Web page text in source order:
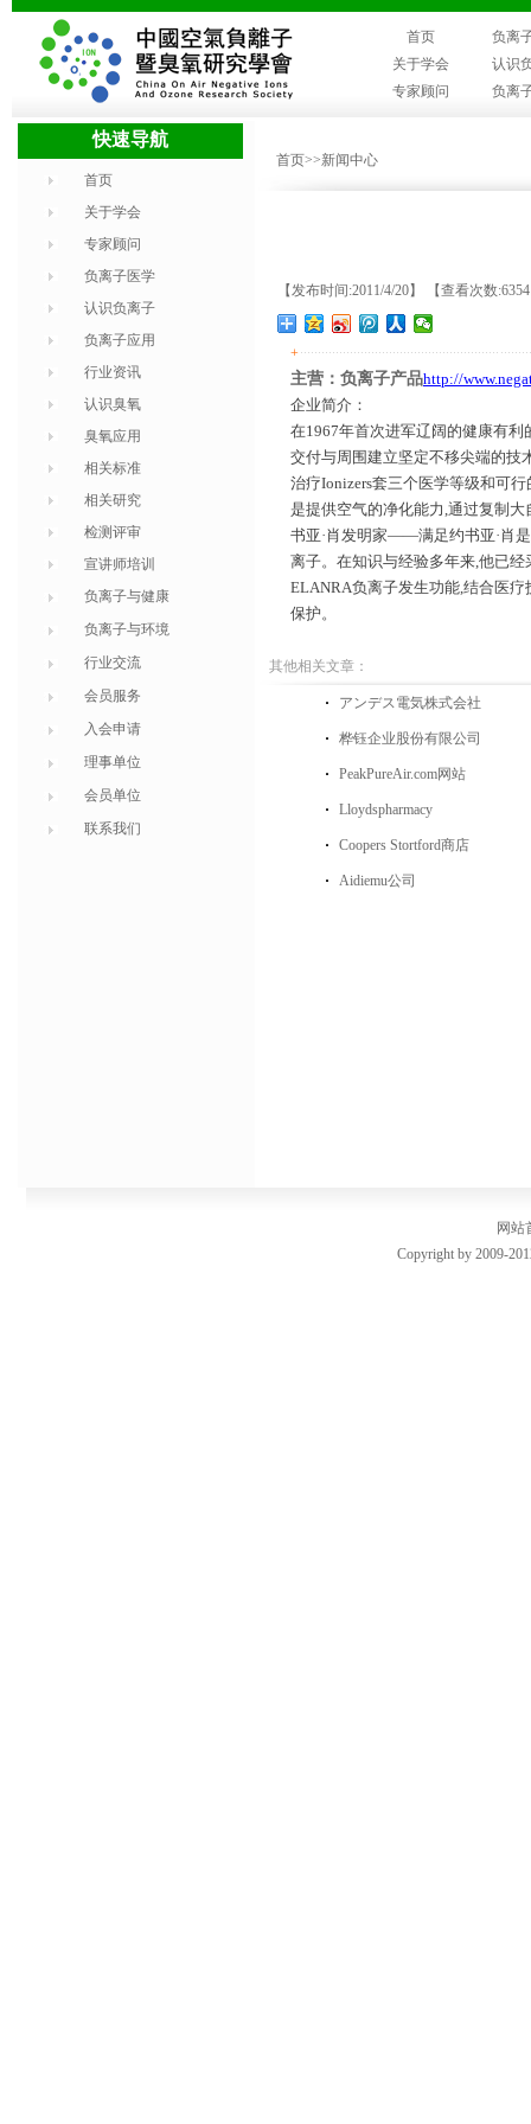
首页
负离
关于学会
认识
专家顾问
负离
快速导航
首页
关于学会
专家顾问
负离子医学
认识负离子
负离子应用
行业资讯
认识臭氧
臭氧应用
相关标准
相关研究
检测评审
宣讲师培训
负离子与健康
负离子与环境
行业交流
会员服务
入会申请
理事单位
会员单位
联系我们
首页>>新闻中心
【发布时间:2011/4/20】 【查看次数
+
主营：负离子产品http://
企业简介：
在1967年首次进军辽阔的健康有利
交付与周围建立坚定不移尖端的技
治疗Ionizers套三个医学等级和可
是提供空气的净化能力,通过复制大
书亚·肖发明家——满足约书亚·肖
离子。在知识与经验多年来,他已经
ELANRA负离子发生功能,结合医疗
保护。
其他相关文章：
アンデス電気株式会社
桦钰企业股份有限公司
PeakPureAir.com网站
Lloydspharmacy
Coopers Stortford商店
Aidiemu公司
网站
Copyright by 2009-